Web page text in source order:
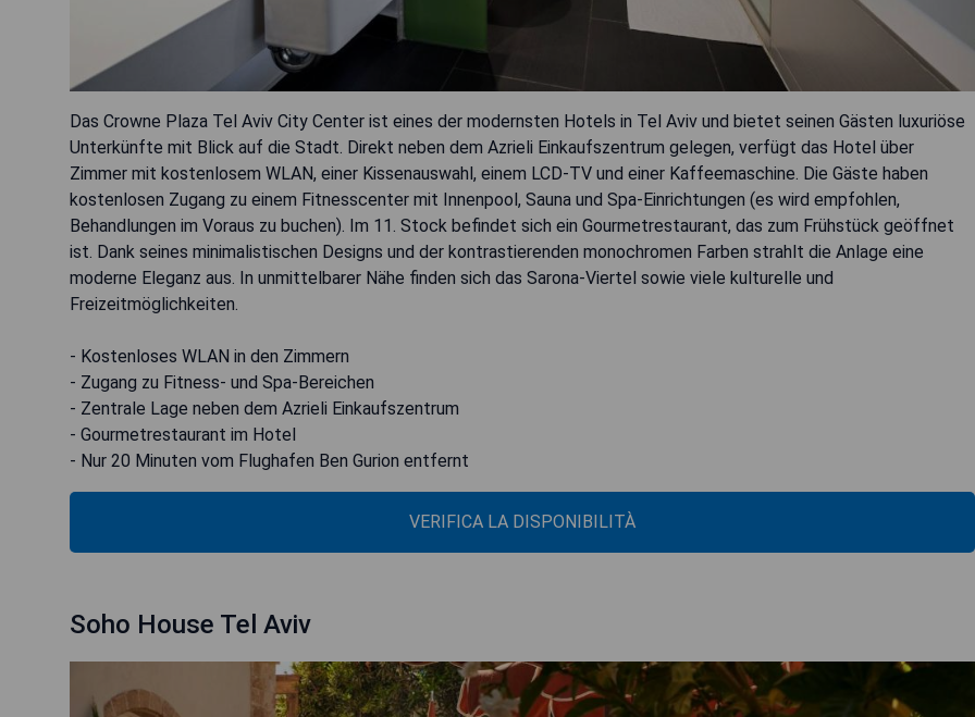
Das Crowne Plaza Tel Aviv City Center ist eines der modernsten Hotels in Tel Aviv und bietet seinen Gästen luxuriöse
Unterkünfte mit Blick auf die Stadt. Direkt neben dem Azrieli Einkaufszentrum gelegen, verfügt das Hotel über
Zimmer mit kostenlosem WLAN, einer Kissenauswahl, einem LCD-TV und einer Kaffeemaschine. Die Gäste haben
kostenlosen Zugang zu einem Fitnesscenter mit Innenpool, Sauna und Spa-Einrichtungen (es wird empfohlen,
Behandlungen im Voraus zu buchen). Im 11. Stock befindet sich ein Gourmetrestaurant, das zum Frühstück geöffnet
ist. Dank seines minimalistischen Designs und der kontrastierenden monochromen Farben strahlt die Anlage eine
moderne Eleganz aus. In unmittelbarer Nähe finden sich das Sarona-Viertel sowie viele kulturelle und
Freizeitmöglichkeiten.
- Kostenloses WLAN in den Zimmern
- Zugang zu Fitness- und Spa-Bereichen
- Zentrale Lage neben dem Azrieli Einkaufszentrum
- Gourmetrestaurant im Hotel
- Nur 20 Minuten vom Flughafen Ben Gurion entfernt
VERIFICA LA DISPONIBILITÀ
Soho House Tel Aviv